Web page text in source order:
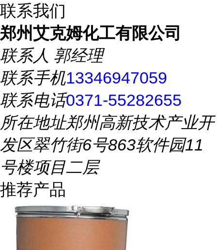
联系我们
郑州艾克姆化工有限公司
联系人 郭经理
联系手机13346947059
联系电话0371-55282655
所在地址郑州高新技术产业开
发区翠竹街6号863软件园11
号楼项目二层
推荐产品